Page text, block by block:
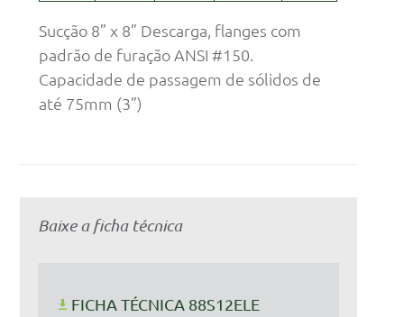
Sucção 8” x 8” Descarga, flanges com
padrão de furação ANSI #150.
Capacidade de passagem de sólidos de
até 75mm (3”)
Baixe a ficha técnica
FICHA TÉCNICA 88S12ELE